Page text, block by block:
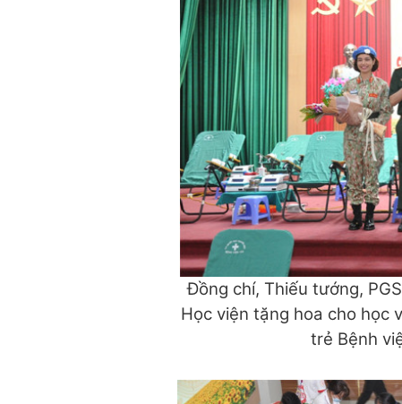
Đồng chí, Thiếu tướng,
Học viện tặng hoa cho học
trẻ Bệnh